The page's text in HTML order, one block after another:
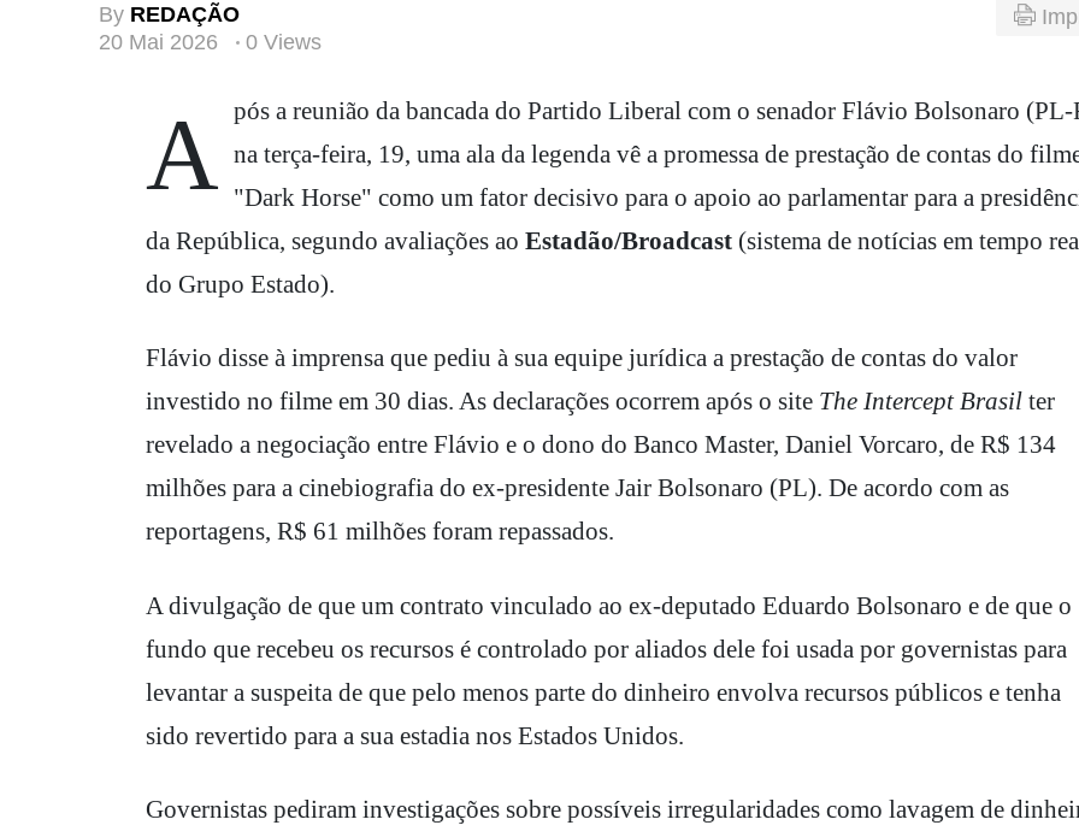
By REDAÇÃO
20 Mai 2026
0 Views
Após a reunião da bancada do Partido Liberal com o senador Flávio Bolsonaro (PL-RJ) na terça-feira, 19, uma ala da legenda vê a promessa de prestação de contas do
"Dark Horse" como um fator decisivo para o apoio ao parlamentar para a
da República, segundo avaliações ao Estadão/Broadcast(sistema de notícias em tempo
do Grupo Estado).
Flávio disse à imprensa que pediu à sua equipe jurídica a prestação de contas do valor
investido no filme em 30 dias. As declarações ocorrem após o site The Intercept Brasilter
revelado a negociação entre Flávio e o dono do Banco Master, Daniel Vorcaro, de R$ 134
milhões para a cinebiografia do ex-presidente Jair Bolsonaro (PL). De acordo com as
reportagens, R$ 61 milhões foram repassados.
A divulgação de que um contrato vinculado ao ex-deputado Eduardo Bolsonaro e de que o
fundo que recebeu os recursos é controlado por aliados dele foi usada por governistas para
levantar a suspeita de que pelo menos parte do dinheiro envolva recursos públicos e tenha
sido revertido para a sua estadia nos Estados Unidos.
Governistas pediram investigações sobre possíveis irregularidades como lavagem de